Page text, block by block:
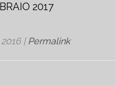
2017
| Permalink